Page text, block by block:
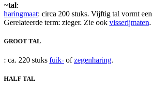
~tal:
haringmaat: circa 200 stuks. Vijftig tal vormt een
Gerelateerde term: zieger. Zie ook visserijmaten.
GROOT TAL
: ca. 220 stuks fuik- ofzegenharing.
HALF TAL